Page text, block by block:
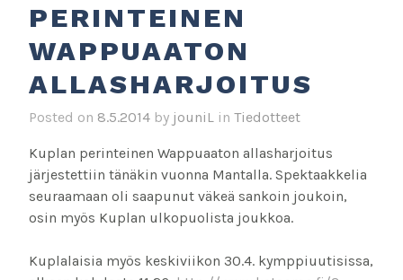
PERINTEINEN
WAPPUAATON
ALLASHARJOITUS
Posted on 8.5.2014 by jouniL in Tiedotteet
Kuplan perinteinen Wappuaaton allasharjoitus
järjestettiin tänäkin vuonna Mantalla. Spektaakkelia
seuraamaan oli saapunut väkeä sankoin joukoin,
osin myös Kuplan ulkopuolista joukkoa.
Kuplalaisia myös keskiviikon 30.4. kymppiuutisissa,